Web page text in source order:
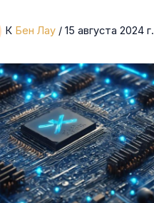
К Бен Лау / 15 августа 2024 г.